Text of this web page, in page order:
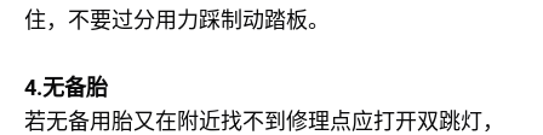
住，不要过分用力踩制动踏板。
4.无备胎
若无备用胎又在附近找不到修理点应打开双跳灯，